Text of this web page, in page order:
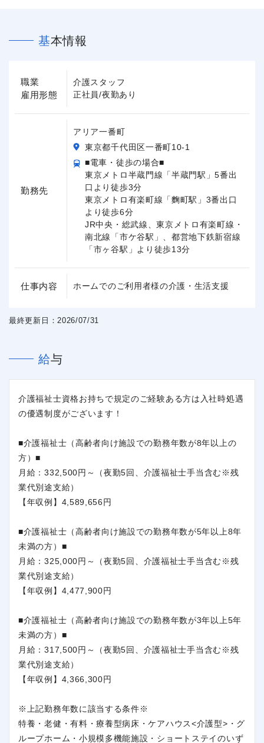
基本情報
職業
雇用形態
介護スタッフ
正社員/夜勤あり
勤務先
アリア一番町
東京都千代田区一番町10-1
■電車・徒歩の場合■
東京メトロ半蔵門線「半蔵門駅」5番出
口より徒歩3分
東京メトロ有楽町線「麴町駅」3番出口
より徒歩6分
JR中央・総武線、東京メトロ有楽町線・
南北線「市ケ谷駅」、都営地下鉄新宿線
「市ヶ谷駅」より徒歩13分
仕事内容 ホームでのご利用者様の介護・生活支援
最終更新日：2026/07/31
給与
介護福祉士資格お持ちで規定のご経験ある方は入社時処遇
の優遇制度がございます！
■介護福祉士（高齢者向け施設での勤務年数が8年以上の
方）■
月給：332,500円～（夜勤5回、介護福祉士手当含む※残
業代別途支給）
【年収例】4,589,656円
■介護福祉士（高齢者向け施設での勤務年数が5年以上8年
未満の方）■
月給：325,000円～（夜勤5回、介護福祉士手当含む※残
業代別途支給）
【年収例】4,477,900円
■介護福祉士（高齢者向け施設での勤務年数が3年以上5年
未満の方）■
月給：317,500円～（夜勤5回、介護福祉士手当含む※残
業代別途支給）
【年収例】4,366,300円
※上記勤務年数に該当する条件※
特養・老健・有料・療養型病床・ケアハウス<介護型>・グ
ループホーム・小規模多機能施設・ショートステイのいず